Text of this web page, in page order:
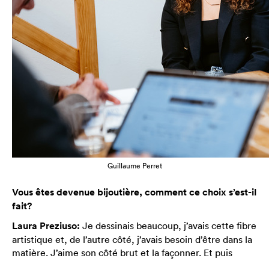
Guillaume Perret
Vous êtes devenue bijoutière, comment ce choix s’est-il
fait?
Laura Preziuso: Je dessinais beaucoup, j’avais cette fibre
artistique et, de l’autre côté, j’avais besoin d’être dans la
matière. J’aime son côté brut et la façonner. Et puis